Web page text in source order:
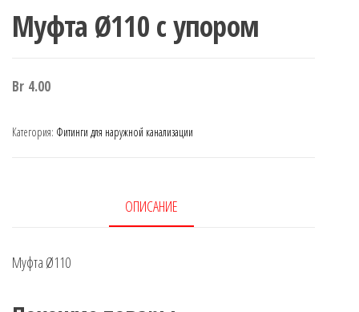
Муфта Ø110 с упором
Br 4.00
Категория: Фитинги для наружной канализации
ОПИСАНИЕ
Муфта Ø110